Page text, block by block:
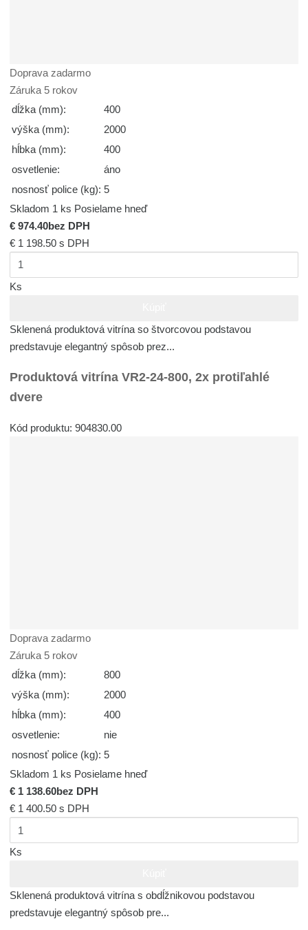
Doprava zadarmo
Záruka 5 rokov
dĺžka (mm):
400
výška (mm):
2000
hĺbka (mm):
400
osvetlenie:
áno
nosnosť police (kg): 5
Skladom 1 ks Posielame hneď
€ 974.40bez DPH
€ 1 198.50s DPH
Ks
Sklenená produktová vitrína so štvorcovou podstavou
predstavuje elegantný spôsob prez...
Produktová vitrína VR2-24-800, 2x protiľahlé
dvere
Kód produktu: 904830.00
Doprava zadarmo
Záruka 5 rokov
dĺžka (mm):
800
výška (mm):
2000
hĺbka (mm):
400
osvetlenie:
nie
nosnosť police (kg): 5
Skladom 1 ks Posielame hneď
€ 1 138.60bez DPH
€ 1 400.50s DPH
Ks
Sklenená produktová vitrína s obdĺžnikovou podstavou
predstavuje elegantný spôsob pre...